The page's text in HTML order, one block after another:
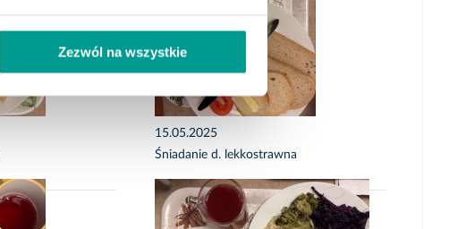
Zezwól na wszystkie
15.05.2025
Śniadanie d. lekkostrawna